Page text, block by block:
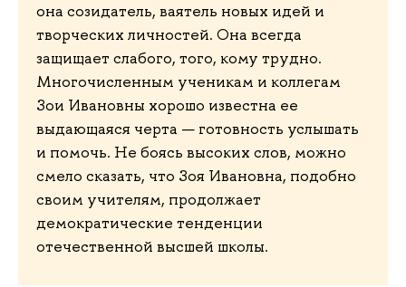
она созидатель, ваятель новых идей и
творческих личностей. Она всегда
защищает слабого, того, кому трудно.
Многочисленным ученикам и коллегам
Зои Ивановны хорошо известна ее
выдающаяся черта — готовность услышать
и помочь. Не боясь высоких слов, можно
смело сказать, что Зоя Ивановна, подобно
своим учителям, продолжает
демократические тенденции
отечественной высшей школы.